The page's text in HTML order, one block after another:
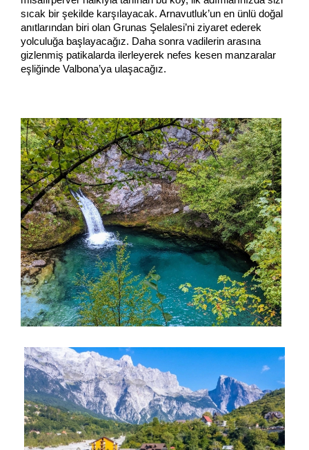
sıcak bir şekilde karşılayacak. Arnavutluk’un en ünlü doğal
anıtlarından biri olan Grunas Şelalesi’ni ziyaret ederek
yolculuğa başlayacağız. Daha sonra vadilerin arasına
gizlenmiş patikalarda ilerleyerek nefes kesen manzaralar
eşliğinde Valbona’ya ulaşacağız.